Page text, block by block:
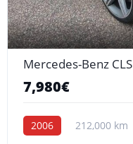
Mercedes-Benz CLS
7,980€
2006 212,000 km